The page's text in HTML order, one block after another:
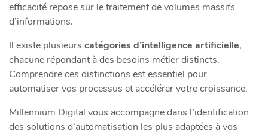
efficacité repose sur le traitement de volumes massifs
d’informations.
Il existe plusieurs catégories d’intelligence artificielle,
chacune répondant à des besoins métier distincts.
Comprendre ces distinctions est essentiel pour
automatiser vos processus et accélérer votre croissance.
Millennium Digital vous accompagne dans l’identification
des solutions d’automatisation les plus adaptées à vos